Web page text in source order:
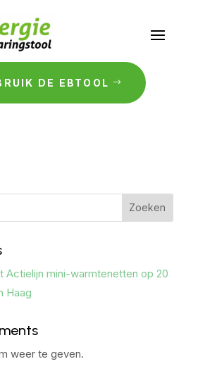
DE EBTOOL
Zoeken
Actielijn mini-warmtenetten op 20
Haag
weer te geven.